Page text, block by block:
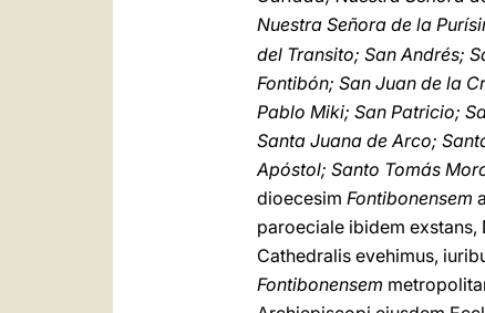
Nuestra Señora de la
del Transito; San Andrés;
Fontibón; San Juan de la
Pablo Miki; San Patricio;
Santa Juana de Arco;
Apóstol; Santo Tomás
dioecesim Fontibonensem
paroeciale ibidem
Cathedralis evehimus,
Fontibonensem